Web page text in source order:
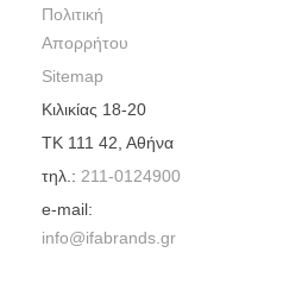
Πολιτική
Απορρήτου
Sitemap
Κιλικίας 18-20
ΤΚ 111 42, Αθήνα
τηλ.: 211-0124900
e-mail:
info@ifabrands.gr